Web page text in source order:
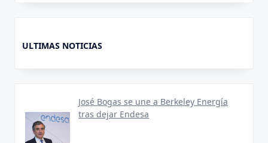
ULTIMAS NOTICIAS
José Bogas se une a Berkeley Energía
tras dejar Endesa